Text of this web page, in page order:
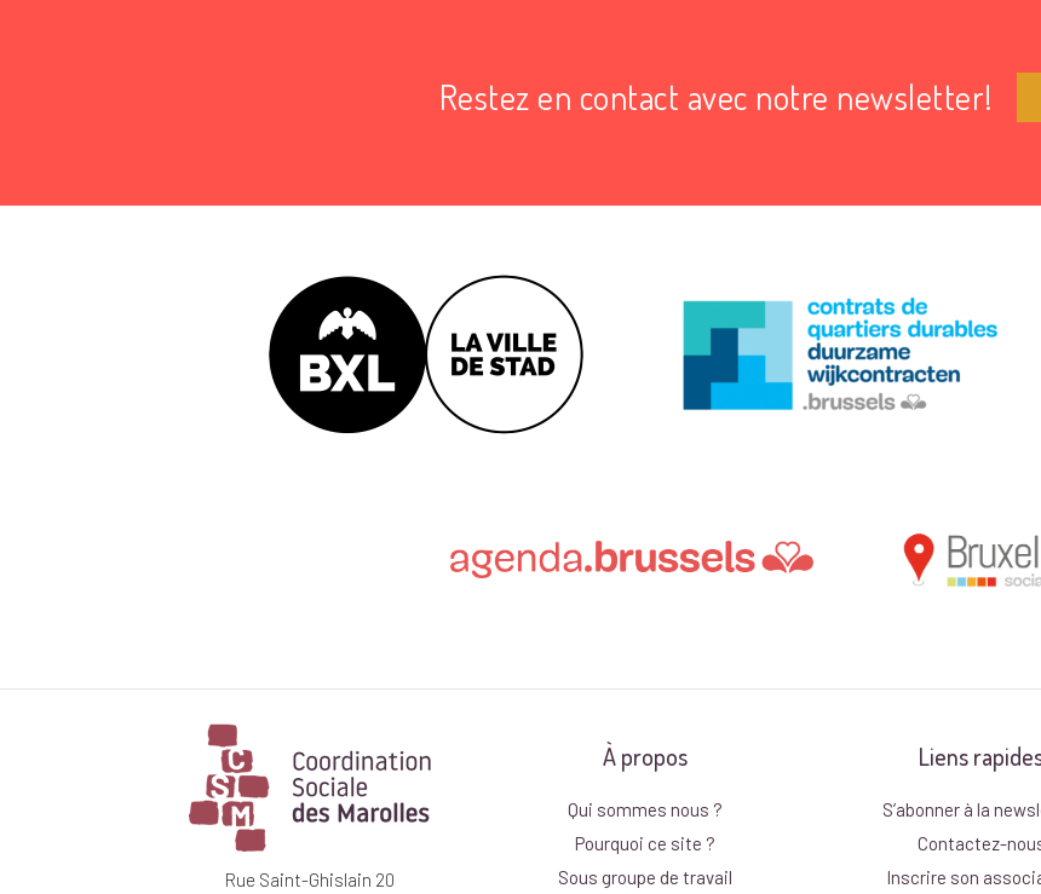
Restez en contact avec notre newsletter!
Rue Saint-Ghislain 20
À propos
Qui sommes nous ?
Pourquoi ce site ?
Sous groupe de travail
Liens
S’abonner à la
Contactez-
Inscrire son